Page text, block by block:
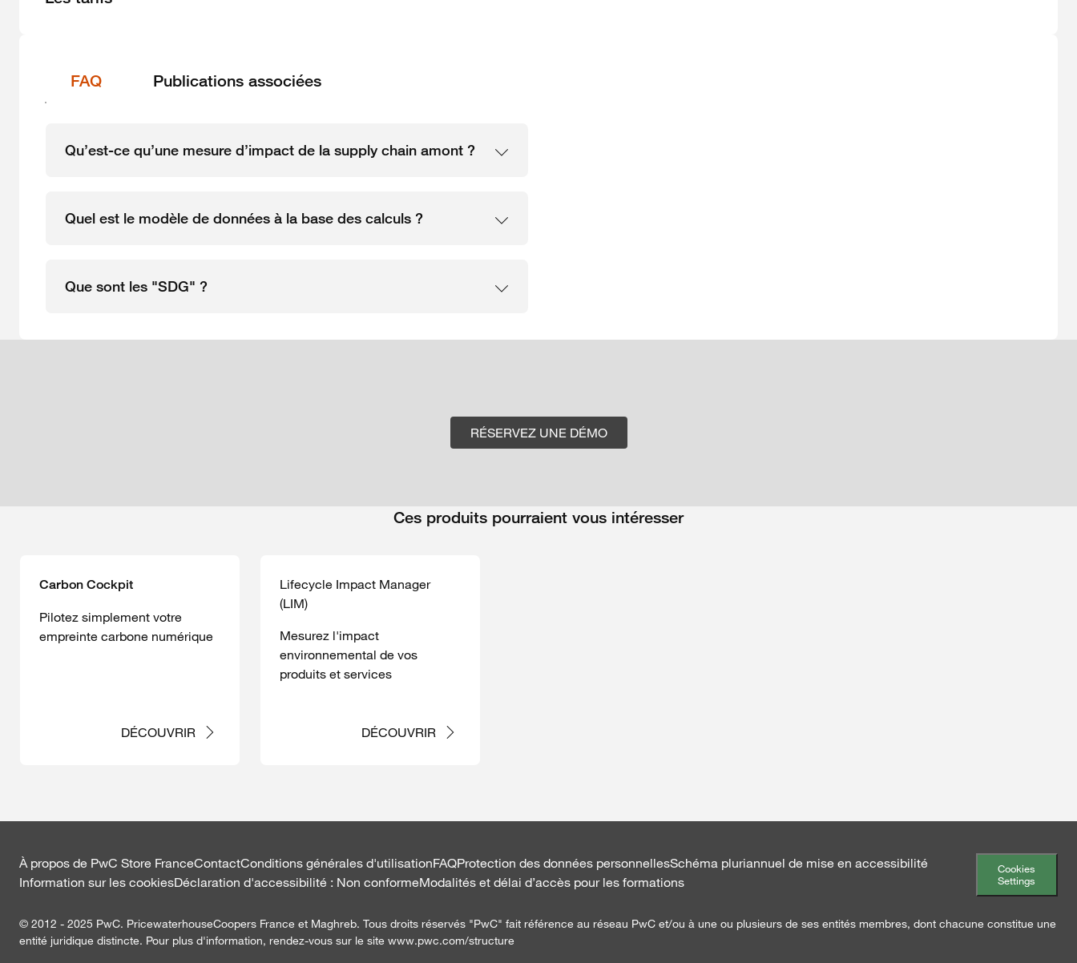
FAQ Publications associées
Qu’est-ce qu’une mesure d’impact de la supply chain amont ?
Quel est le modèle de données à la base des calculs ?
Que sont les "SDG" ?
RÉSERVEZ UNE DÉMO
Ces produits pourraient vous intéresser
Carbon Cockpit
Pilotez simplement votre
empreinte carbone numérique
DÉCOUVRIR
Lifecycle Impact Manager
(LIM)
Mesurez l'impact
environnemental de vos
produits et services
DÉCOUVRIR
À propos de PwC Store FranceContactConditions générales d'utilisationFAQProtection des données personnellesSchéma pluriannuel de mise en accessibilité
Information sur les cookiesDéclaration d'accessibilité : Non conformeModalités et délai d’accès pour les formations
Cookies
Settings
© 2012 - 2025 PwC. PricewaterhouseCoopers France et Maghreb. Tous droits réservés "PwC" fait référence au réseau PwC et/ou à une ou plusieurs de ses entités membres, dont chacune constitue une
entité juridique distincte. Pour plus d'information, rendez-vous sur le site www.pwc.com/structure